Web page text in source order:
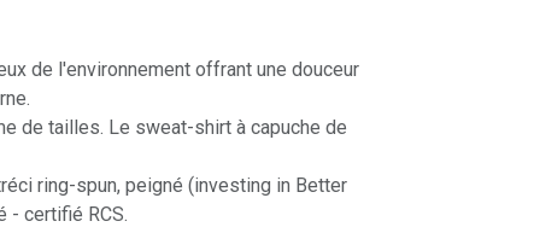
de l'environnement offrant une douceur
de tailles. Le sweat-shirt à capuche de
ring-spun, peigné (investing in Better
- certifié RCS.